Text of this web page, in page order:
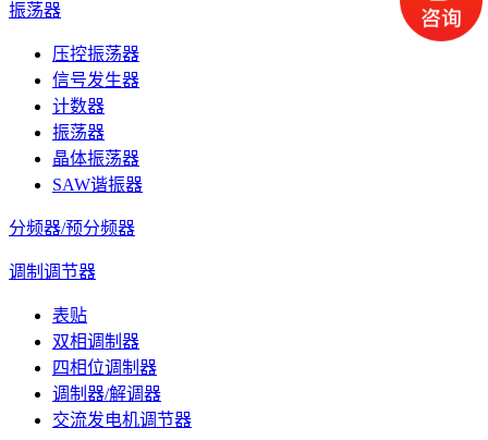
振荡器
压控振荡器
信号发生器
计数器
振荡器
晶体振荡器
SAW谐振器
分频器/预分频器
调制调节器
表贴
双相调制器
四相位调制器
调制器/解调器
交流发电机调节器